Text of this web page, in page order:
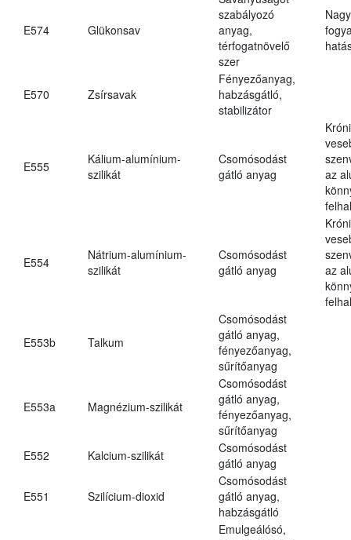
E574 Glükonsav
szabályozó
anyag,
térfogatnövelő
szer
E570 Zsírsavak
Fényezőanyag,
habzásgátló,
stabilizátor
E555
Kálium-alumínium-
szilikát
Csomósodást
gátló anyag
az
E554
Nátrium-alumínium-
szilikát
Csomósodást
gátló anyag
az
E553b Talkum
Csomósodást
gátló anyag,
fényezőanyag,
sűrítőanyag
E553a Magnézium-szilikát
Csomósodást
gátló anyag,
fényezőanyag,
sűrítőanyag
E552
Kalcium-szilikát
Csomósodást
gátló anyag
E551 Szilícium-dioxid
Csomósodást
gátló anyag,
habzásgátló
Emulgeálósó,